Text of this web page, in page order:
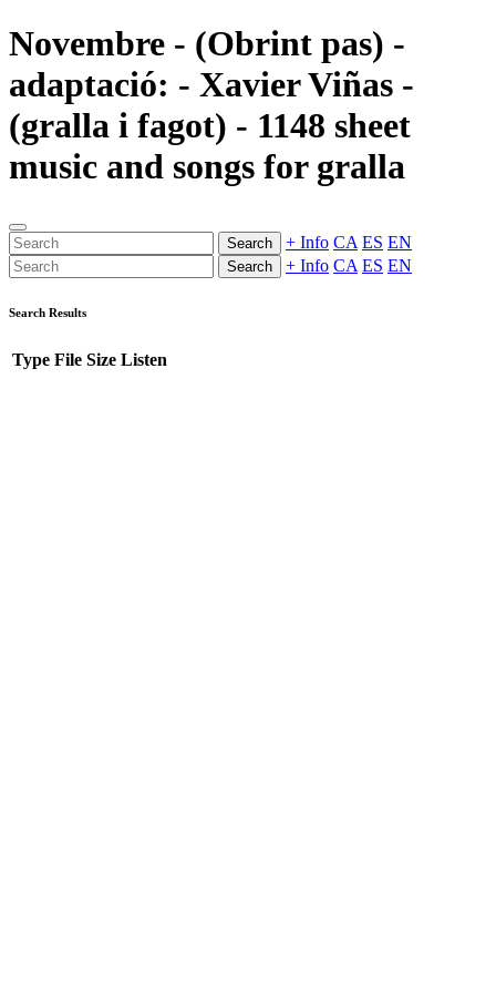
Novembre - (Obrint pas) -
adaptació: - Xavier Viñas -
(gralla i fagot) - 1148 sheet
music and songs for gralla
Search + Info CA ES EN
Search + Info CA ES EN
Search Results
Type File Size Listen